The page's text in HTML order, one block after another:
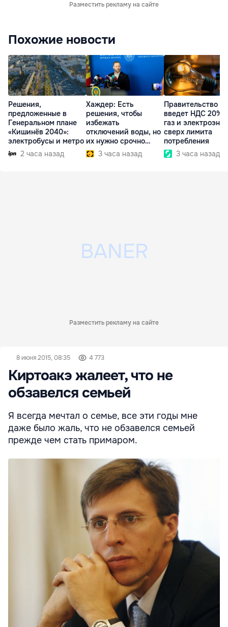
Разместить рекламу на сайте
Похожие новости
Решения,
предложенные в
Генеральном плане
«Кишинёв 2040»:
электробусы и метро
2 часа назад
Хаждер: Есть
решения, чтобы
избежать
отключений воды, но
их нужно срочно
внедрить
3 часа назад
Правительство
введет НДС 20%
газ и
сверх лимита
потребления
3 часа назад
Разместить рекламу на сайте
8 июня 2015, 08:35 4 773
Киртоакэ жалеет, что не
обзавелся семьей
Я всегда мечтал о семье, все эти годы мне
даже было жаль, что не обзавелся семьей
прежде чем стать примаром.